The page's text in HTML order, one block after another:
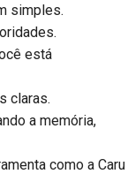
simples.
está
claras.
a memória,
como a Caru